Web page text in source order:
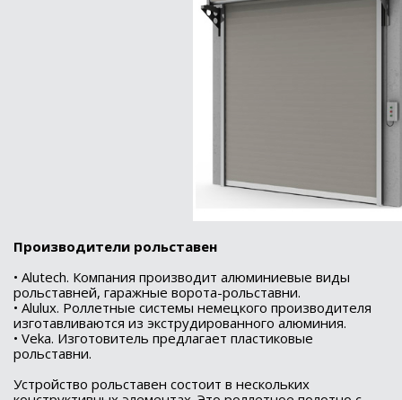
Производители рольставен
• Alutech. Компания производит алюминиевые виды
рольставней, гаражные ворота-рольставни.
• Alulux. Роллетные системы немецкого производителя
изготавливаются из экструдированного алюминия.
• Veka. Изготовитель предлагает пластиковые
рольставни.
Устройство рольставен состоит в нескольких